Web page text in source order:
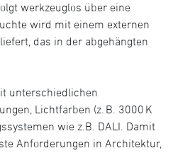
werkzeuglos über eine
wird mit einem externen
das in der abgehängten
unterschiedlichen
Lichtfarben (z. B. 3000 K
wie z.B. DALI. Damit
Anforderungen in Architektur,